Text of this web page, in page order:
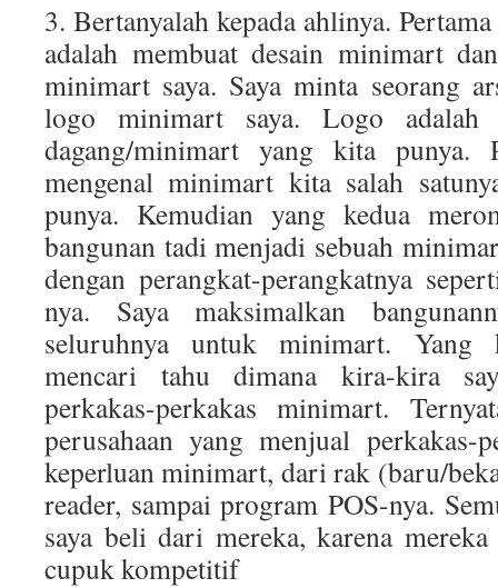
3. Bertanyalah kepada ahlinya.
adalah membuat desain minimart
minimart saya. Saya minta seorang
logo minimart saya. Logo
dagang/minimart yang kita punya.
mengenal minimart kita salah
punya. Kemudian yang kedua
bangunan tadi menjadi sebuah
dengan perangkat-perangkatnya
nya. Saya maksimalkan
seluruhnya untuk minimart. Yang
mencari tahu dimana kira-kira
perkakas-perkakas minimart.
perusahaan yang menjual perkakas-
keperluan minimart, dari rak (baru/
reader, sampai program POS-nya.
saya beli dari mereka, karena
cupuk kompetitif